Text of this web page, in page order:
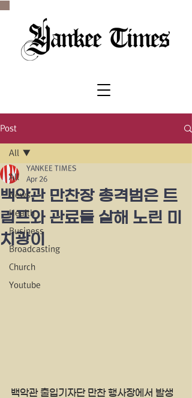
Post
All
News
Health
Business
Broadcasting
Church
Youtube
All
백악관 만찬장 총격범은 트
럼프와 관료들 살해 노린 미
치광이
YANKEE TIMES
Apr 26
백악관 출입기자단 만찬 행사장에서 발생